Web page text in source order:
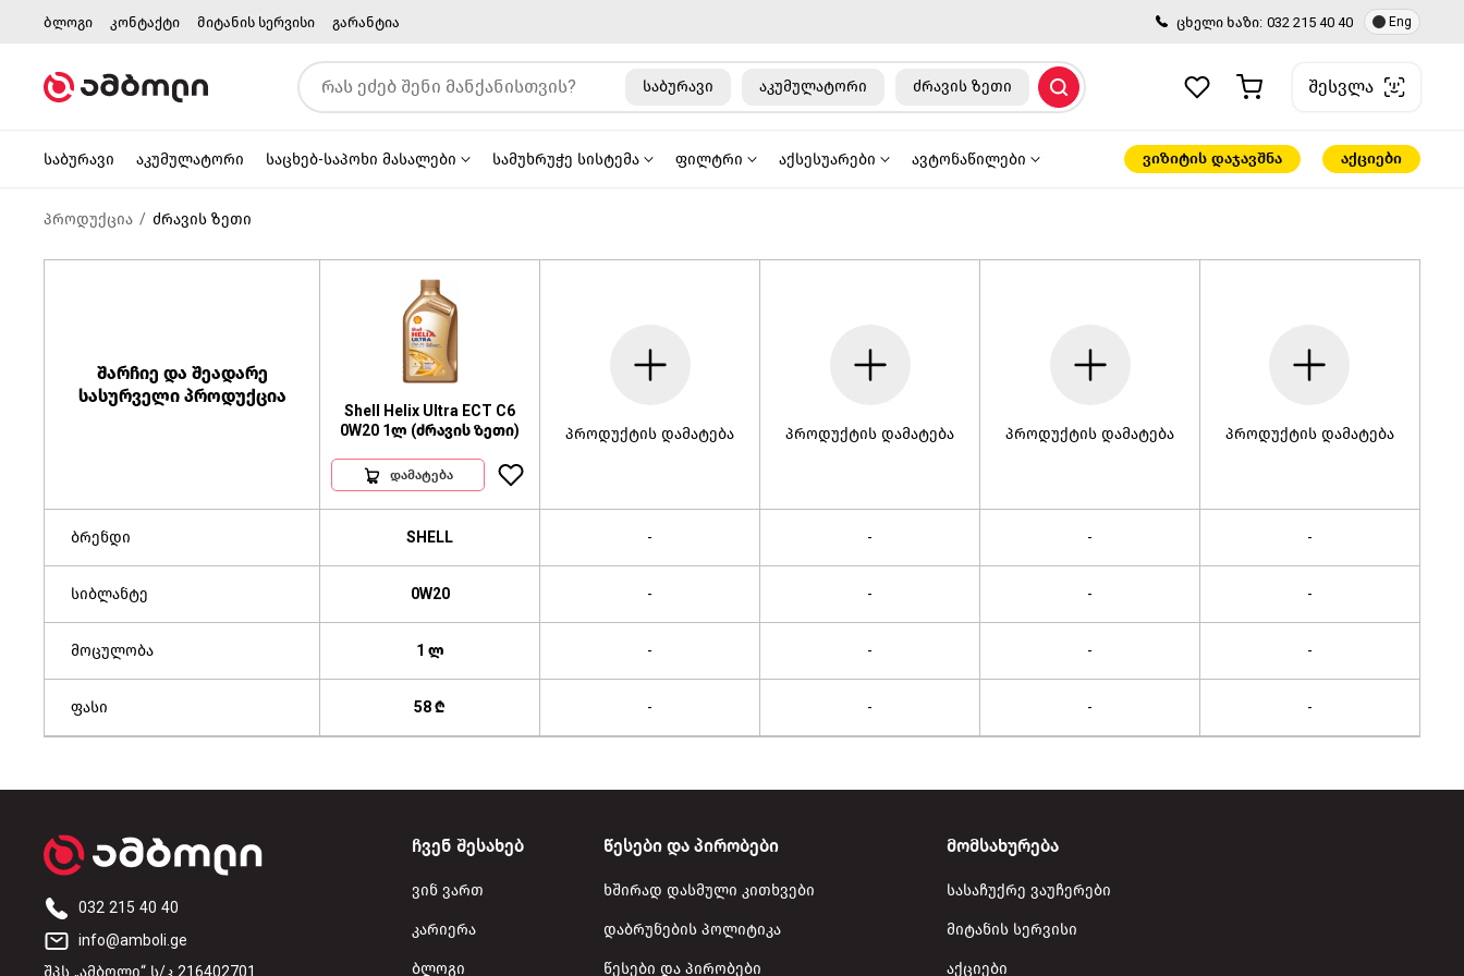
ბლოგი კონტაქტი მიტანის სერვისი გარანტია ცხელი ხაზი: 032 215 40 40 Eng
საბურავი აკუმულატორი ძრავის ზეთი შესვლა
საბურავი აკუმულატორი საცხებ-საპოხი მასალები სამუხრუჭე სისტემა ფილტრი აქსესუარები ავტონაწილები ვიზიტის დაჯავშნა აქციები
პროდუქცია ძრავის ზეთი
შარჩიე და შეადარე
სასურველი პროდუქცია
Shell Helix Ultra ECT C6
0W20 1ლ (ძრავის ზეთი)
დამატება
პროდუქტის დამატება პროდუქტის დამატება პროდუქტის დამატება პროდუქტის დამატება
ბრენდი SHELL - - - -
სიბლანტე 0W20 - - - -
მოცულობა 1 ლ - - - -
ფასი 58 ₾ - - - -
032 215 40 40
info@amboli.ge
ჩვენ შესახებ
ვინ ვართ
კარიერა
ბლოგი
წესები და პირობები
ხშირად დასმული კითხვები
დაბრუნების პოლიტიკა
წესები და პირობები
მომსახურება
სასაჩუქრე ვაუჩერები
მიტანის სერვისი
აქციები